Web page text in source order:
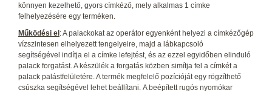
könnyen kezelhető, gyors címkéző, mely alkalmas 1 címke
felhelyezésére egy terméken.
Működési el: A palackokat az operátor egyenként helyezi a címkézőgép
vízszintesen elhelyezett tengelyeire, majd a lábkapcsoló
segítségével indítja el a címke lefejtést, és az ezzel egyidőben elinduló
palack forgatást. A készülék a forgatás közben simítja fel a címkét a
palack palástfelületére. A termék megfelelő pozícióját egy rögzíthető
csúszka segítségével lehet beállítani. A beépített rugós nyomókar